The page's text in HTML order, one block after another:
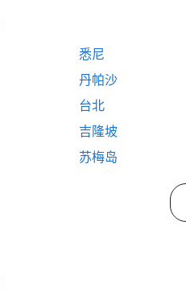
悉尼
丹帕沙
台北
吉隆坡
苏梅岛